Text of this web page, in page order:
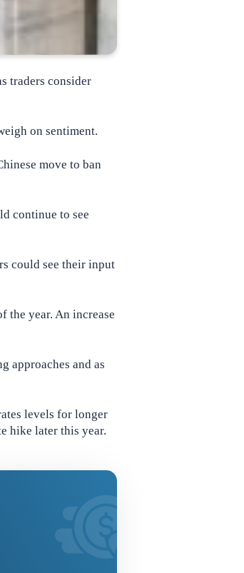
traders consider
on sentiment.
move to ban
continue to see
could see their input
the year. An increase
approaches and as
levels for longer
hike later this year.